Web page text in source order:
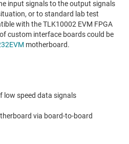
input signals to the output signals
or to standard lab test
with the TLK10002 EVM FPGA
custom interface boards could be
motherboard.
low speed data signals
via board-to-board